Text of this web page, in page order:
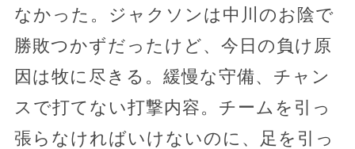
なかった。ジャクソンは中川のお陰で
勝敗つかずだったけど、今日の負け原
因は牧に尽きる。緩慢な守備、チャン
スで打てない打撃内容。チームを引っ
張らなければいけないのに、足を引っ